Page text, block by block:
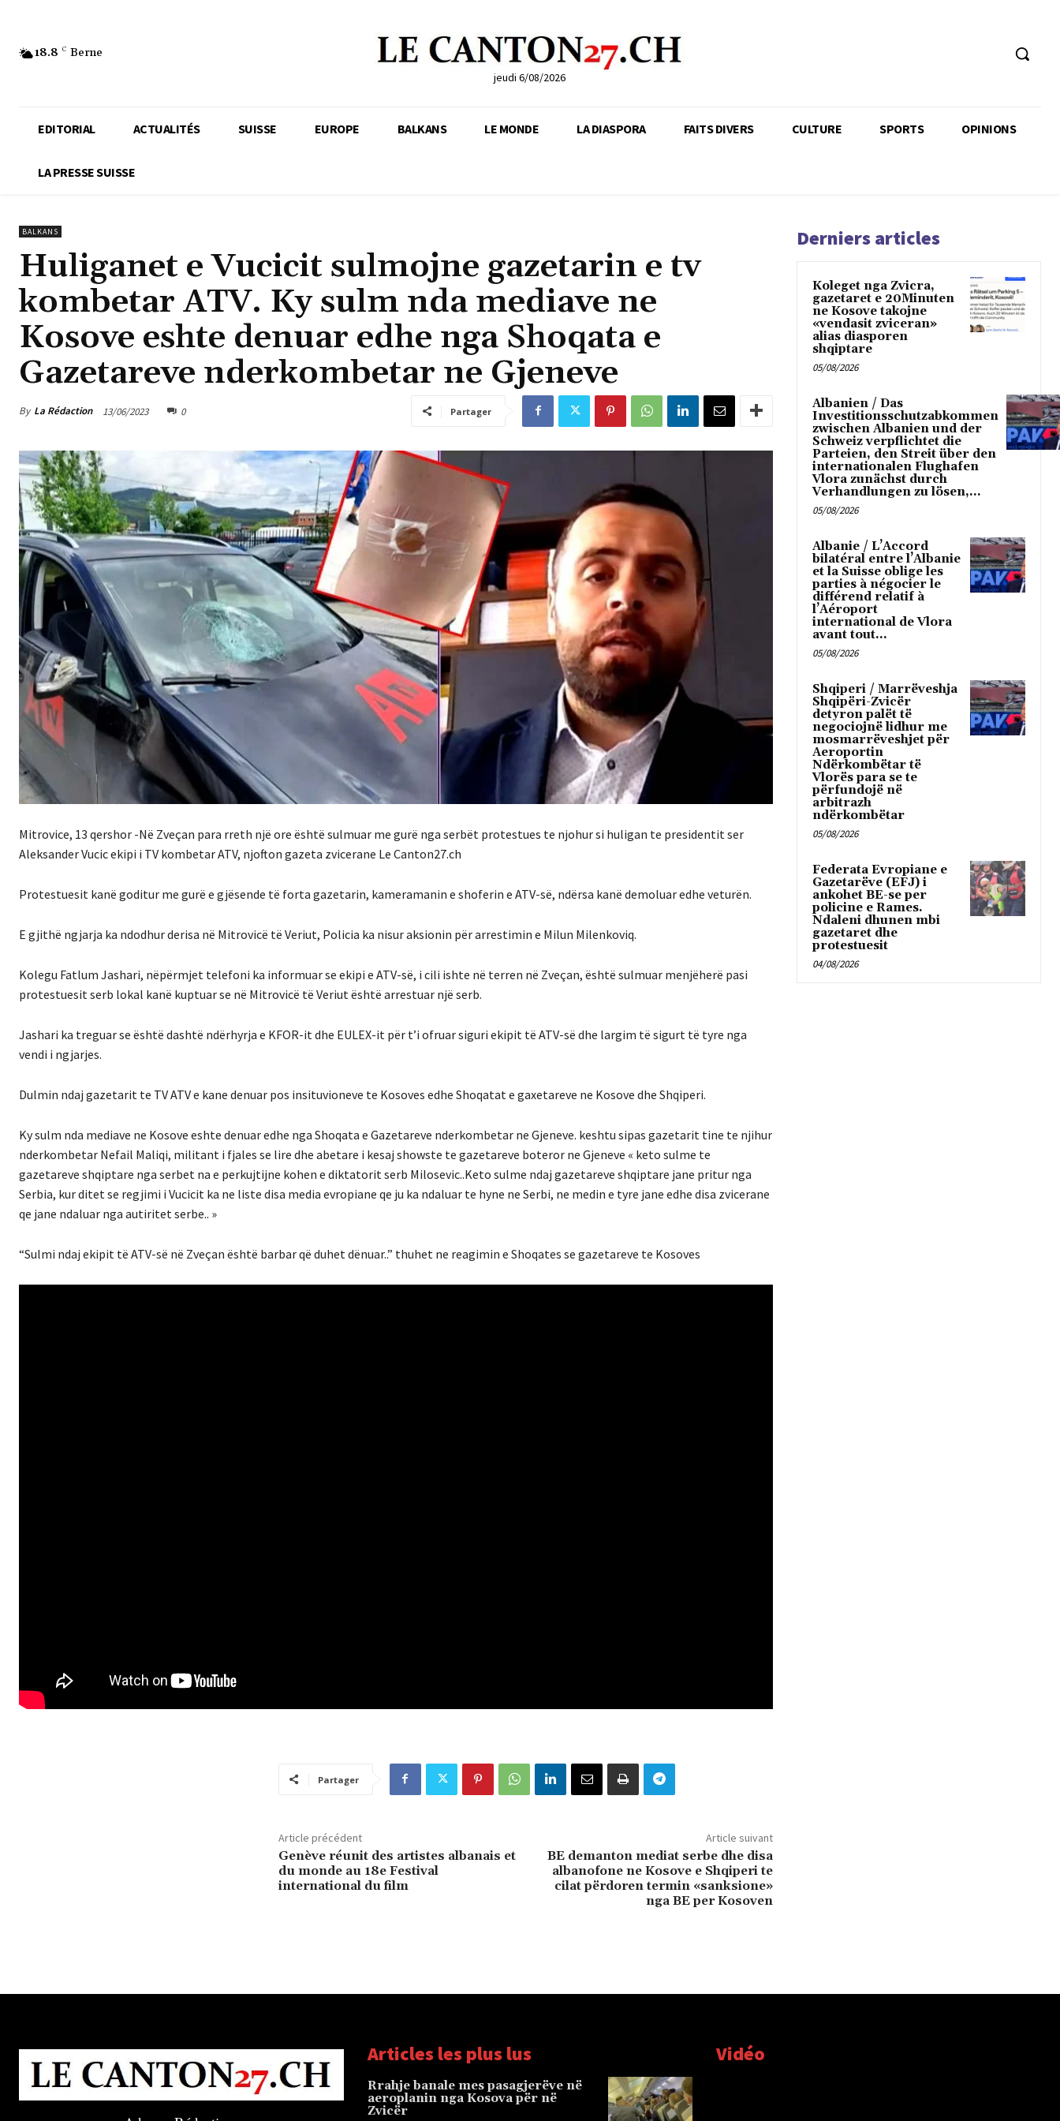
18.8 C Berne
jeudi 6/08/2026
EDITORIAL ACTUALITÉS SUISSE EUROPE BALKANS LE MONDE LA DIASPORA FAITS DIVERS CULTURE SPORTS OPINIONS
LA PRESSE SUISSE
BALKANS
Huliganet e Vucicit sulmojne gazetarin e tv
kombetar ATV. Ky sulm nda mediave ne
Kosove eshte denuar edhe nga Shoqata e
Gazetareve nderkombetar ne Gjeneve
By La Rédaction 13/06/2023 0 Partager
Mitrovice, 13 qershor -Në Zveçan para rreth një ore është sulmuar me gurë nga serbët protestues te njohur si huligan te presidentit ser
Aleksander Vucic ekipi i TV kombetar ATV, njofton gazeta zvicerane Le Canton27.ch
Protestuesit kanë goditur me gurë e gjësende të forta gazetarin, kameramanin e shoferin e ATV-së, ndërsa kanë demoluar edhe veturën.
E gjithë ngjarja ka ndodhur derisa në Mitrovicë të Veriut, Policia ka nisur aksionin për arrestimin e Milun Milenkoviq.
Kolegu Fatlum Jashari, nëpërmjet telefoni ka informuar se ekipi e ATV-së, i cili ishte në terren në Zveçan, është sulmuar menjëherë pasi
protestuesit serb lokal kanë kuptuar se në Mitrovicë të Veriut është arrestuar një serb.
Jashari ka treguar se është dashtë ndërhyrja e KFOR-it dhe EULEX-it për t’i ofruar siguri ekipit të ATV-së dhe largim të sigurt të tyre nga
vendi i ngjarjes.
Dulmin ndaj gazetarit te TV ATV e kane denuar pos insituvioneve te Kosoves edhe Shoqatat e gaxetareve ne Kosove dhe Shqiperi.
Ky sulm nda mediave ne Kosove eshte denuar edhe nga Shoqata e Gazetareve nderkombetar ne Gjeneve. keshtu sipas gazetarit tine te njihur
nderkombetar Nefail Maliqi, militant i fjales se lire dhe abetare i kesaj showste te gazetareve boteror ne Gjeneve « keto sulme te
gazetareve shqiptare nga serbet na e perkujtijne kohen e diktatorit serb Milosevic..Keto sulme ndaj gazetareve shqiptare jane pritur nga
Serbia, kur ditet se regjimi i Vucicit ka ne liste disa media evropiane qe ju ka ndaluar te hyne ne Serbi, ne medin e tyre jane edhe disa zvicerane
qe jane ndaluar nga autiritet serbe.. »
“Sulmi ndaj ekipit të ATV-së në Zveçan është barbar që duhet dënuar..” thuhet ne reagimin e Shoqates se gazetareve te Kosoves
Partager
Article précédent
Genève réunit des artistes albanais et
du monde au 18e Festival
international du film
Article suivant
BE demanton mediat serbe dhe disa
albanofone ne Kosove e Shqiperi te
cilat përdoren termin «sanksione»
nga BE per Kosoven
Derniers articles
Koleget nga Zvicra,
gazetaret e 20Minuten
ne Kosove takojne
«vendasit zviceran»
alias diasporen
shqiptare
05/08/2026
Albanien / Das
Investitionsschutzabkommen
zwischen Albanien und der
Schweiz verpflichtet die
Parteien, den Streit über den
internationalen Flughafen
Vlora zunächst durch
Verhandlungen zu lösen,...
05/08/2026
Albanie / L’Accord
bilatéral entre l’Albanie
et la Suisse oblige les
parties à négocier le
différend relatif à
l’Aéroport
international de Vlora
avant tout...
05/08/2026
Shqiperi / Marrëveshja
Shqipëri-Zvicër
detyron palët të
negociojnë lidhur me
mosmarrëveshjet për
Aeroportin
Ndërkombëtar të
Vlorës para se te
përfundojë në
arbitrazh
ndërkombëtar
05/08/2026
Federata Evropiane e
Gazetarëve (EFJ) i
ankohet BE-se per
policine e Rames.
Ndaleni dhunen mbi
gazetaret dhe
protestuesit
04/08/2026
Articles les plus lus
Rrahje banale mes pasagjerëve në
aeroplanin nga Kosova për në
Zvicër
Vidéo